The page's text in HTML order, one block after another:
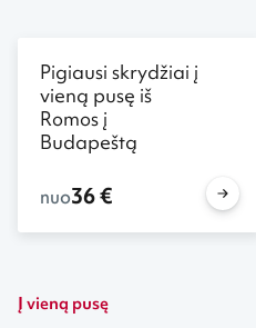
Pigiausi skrydžiai į
vieną pusę iš
Romos į
Budapeštą
nuo36 €
Į vieną pusę